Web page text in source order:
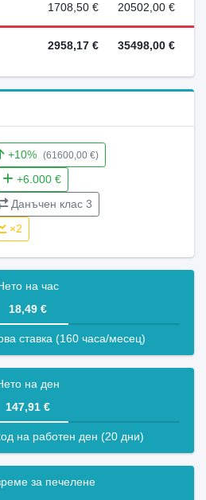
1708,50 € 20502,00 €
2958,17 € 35498,00 €
+10% (61600,00 €)
+6.000 €
Данъчен клас 3
×2
на час
18,49 €
ставка (160 часа/месец)
на ден
147,91 €
на работен ден (20 дни)
за печелене